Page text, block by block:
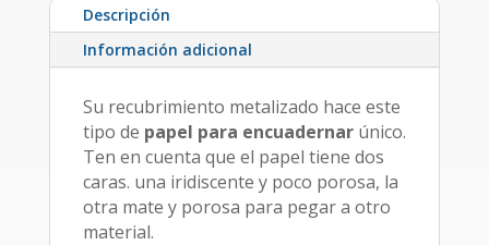
Descripción
Información adicional
Su recubrimiento metalizado hace este
tipo de papel para encuadernarúnico.
Ten en cuenta que el papel tiene dos
caras. una iridiscente y poco porosa, la
otra mate y porosa para pegar a otro
material.